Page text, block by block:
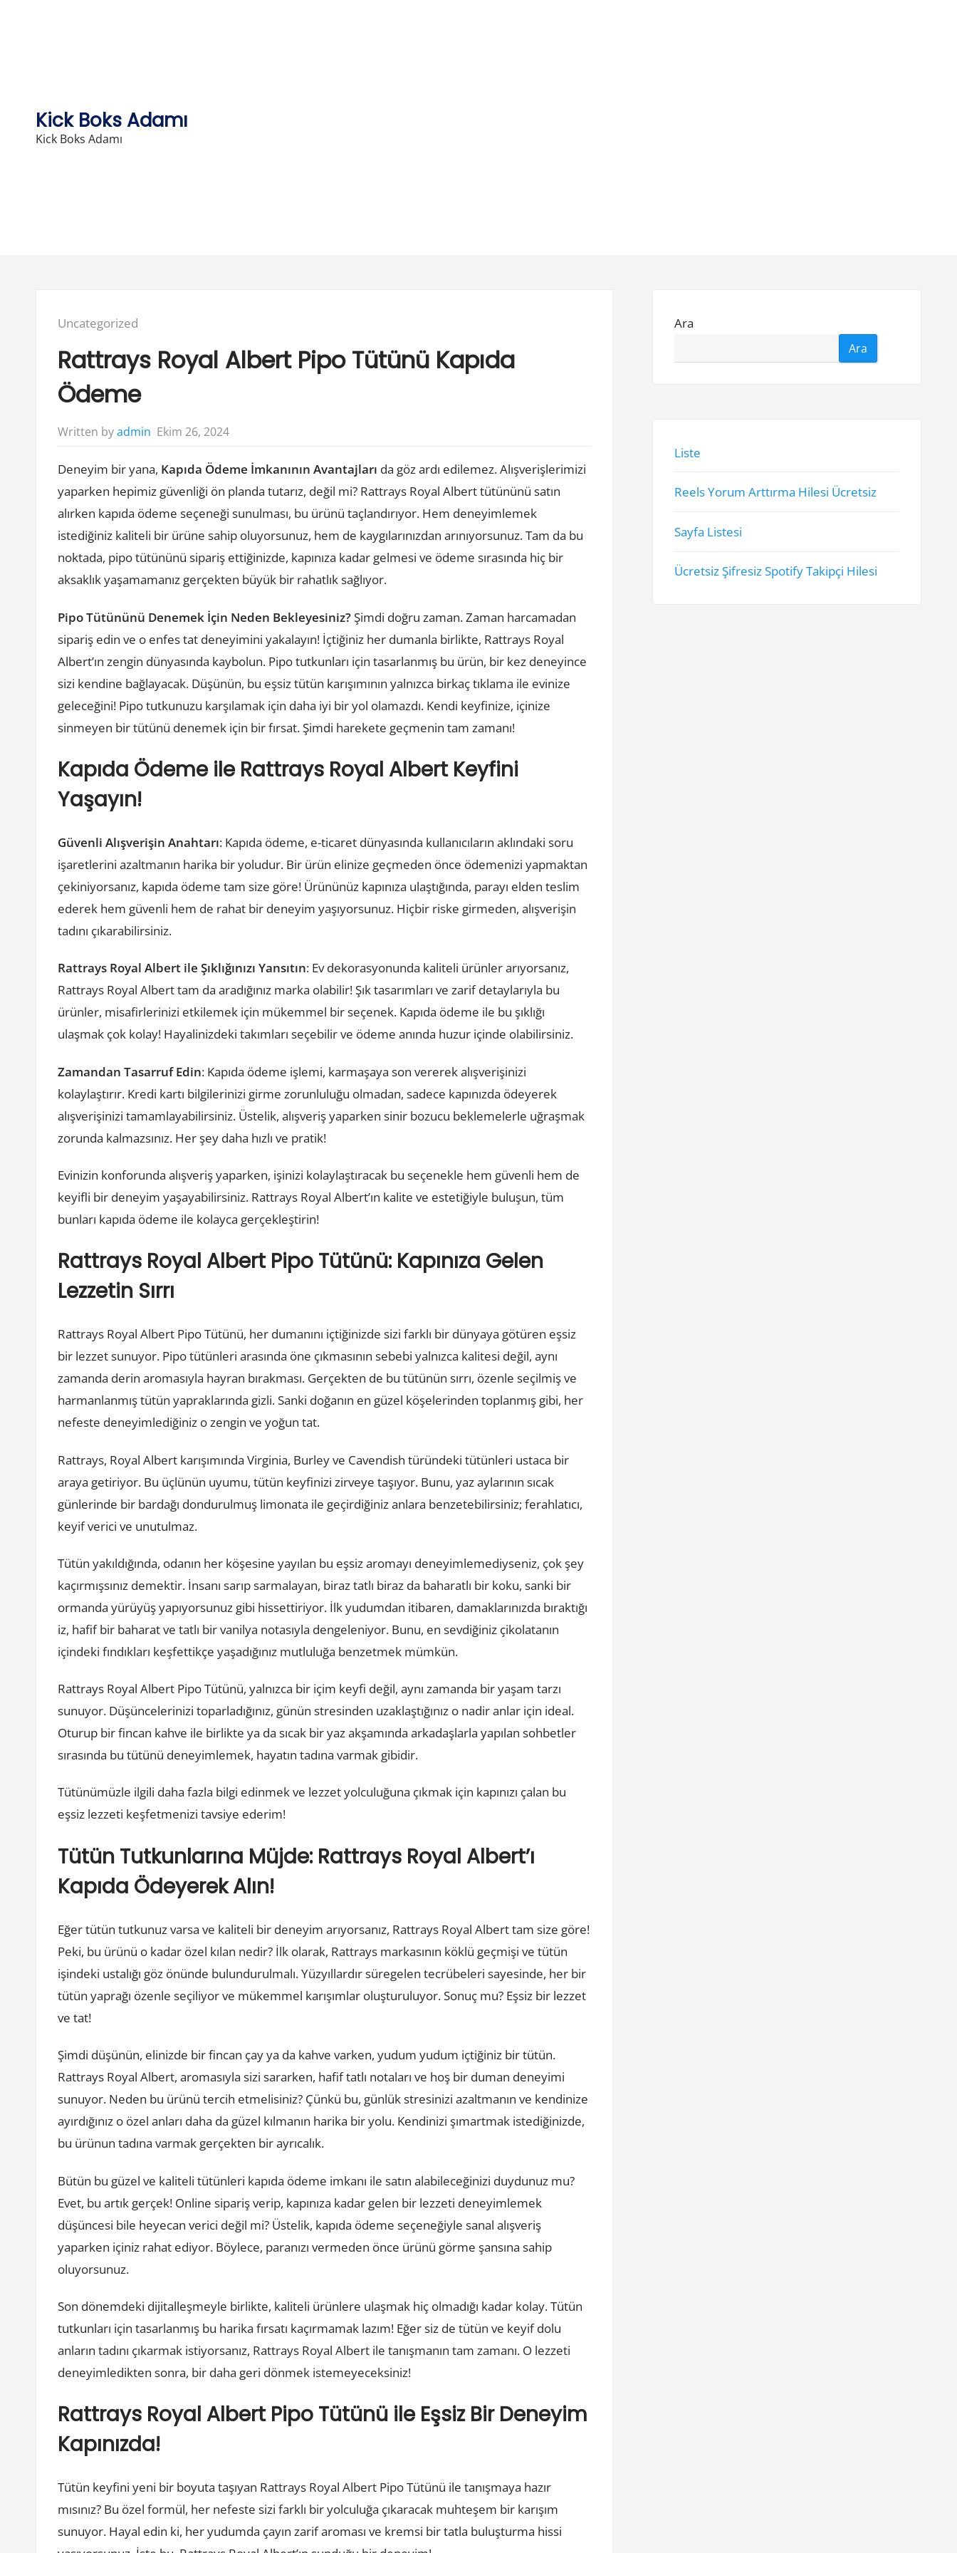
Kick Boks Adamı
Kick Boks Adamı
Posted
Uncategorized
Rattrays Royal Albert Pipo Tütünü Kapıda
Ödeme
Written byadmin Ekim 26, 2024
Deneyim bir yana, Kapıda Ödeme İmkanının Avantajları da göz ardı edilemez. Alışverişlerimizi
yaparken hepimiz güvenliği ön planda tutarız, değil mi? Rattrays Royal Albert tütününü satın
alırken kapıda ödeme seçeneği sunulması, bu ürünü taçlandırıyor. Hem deneyimlemek
istediğiniz kaliteli bir ürüne sahip oluyorsunuz, hem de kaygılarınızdan arınıyorsunuz. Tam da bu
noktada, pipo tütününü sipariş ettiğinizde, kapınıza kadar gelmesi ve ödeme sırasında hiç bir
aksaklık yaşamamanız gerçekten büyük bir rahatlık sağlıyor.
Pipo Tütününü Denemek İçin Neden Bekleyesiniz?Şimdi doğru zaman. Zaman harcamadan
sipariş edin ve o enfes tat deneyimini yakalayın! İçtiğiniz her dumanla birlikte, Rattrays Royal
Albert’ın zengin dünyasında kaybolun. Pipo tutkunları için tasarlanmış bu ürün, bir kez deneyince
sizi kendine bağlayacak. Düşünün, bu eşsiz tütün karışımının yalnızca birkaç tıklama ile evinize
geleceğini! Pipo tutkunuzu karşılamak için daha iyi bir yol olamazdı. Kendi keyfinize, içinize
sinmeyen bir tütünü denemek için bir fırsat. Şimdi harekete geçmenin tam zamanı!
Kapıda Ödeme ile Rattrays Royal Albert Keyfini
Yaşayın!
Güvenli Alışverişin Anahtarı: Kapıda ödeme, e-ticaret dünyasında kullanıcıların aklındaki soru
işaretlerini azaltmanın harika bir yoludur. Bir ürün elinize geçmeden önce ödemenizi yapmaktan
çekiniyorsanız, kapıda ödeme tam size göre! Ürününüz kapınıza ulaştığında, parayı elden teslim
ederek hem güvenli hem de rahat bir deneyim yaşıyorsunuz. Hiçbir riske girmeden, alışverişin
tadını çıkarabilirsiniz.
Rattrays Royal Albert ile Şıklığınızı Yansıtın: Ev dekorasyonunda kaliteli ürünler arıyorsanız,
Rattrays Royal Albert tam da aradığınız marka olabilir! Şık tasarımları ve zarif detaylarıyla bu
ürünler, misafirlerinizi etkilemek için mükemmel bir seçenek. Kapıda ödeme ile bu şıklığı
ulaşmak çok kolay! Hayalinizdeki takımları seçebilir ve ödeme anında huzur içinde olabilirsiniz.
Zamandan Tasarruf Edin: Kapıda ödeme işlemi, karmaşaya son vererek alışverişinizi
kolaylaştırır. Kredi kartı bilgilerinizi girme zorunluluğu olmadan, sadece kapınızda ödeyerek
alışverişinizi tamamlayabilirsiniz. Üstelik, alışveriş yaparken sinir bozucu beklemelerle uğraşmak
zorunda kalmazsınız. Her şey daha hızlı ve pratik!
Evinizin konforunda alışveriş yaparken, işinizi kolaylaştıracak bu seçenekle hem güvenli hem de
keyifli bir deneyim yaşayabilirsiniz. Rattrays Royal Albert’ın kalite ve estetiğiyle buluşun, tüm
bunları kapıda ödeme ile kolayca gerçekleştirin!
Rattrays Royal Albert Pipo Tütünü: Kapınıza Gelen
Lezzetin Sırrı
Rattrays Royal Albert Pipo Tütünü, her dumanını içtiğinizde sizi farklı bir dünyaya götüren eşsiz
bir lezzet sunuyor. Pipo tütünleri arasında öne çıkmasının sebebi yalnızca kalitesi değil, aynı
zamanda derin aromasıyla hayran bırakması. Gerçekten de bu tütünün sırrı, özenle seçilmiş ve
harmanlanmış tütün yapraklarında gizli. Sanki doğanın en güzel köşelerinden toplanmış gibi, her
nefeste deneyimlediğiniz o zengin ve yoğun tat.
Rattrays, Royal Albert karışımında Virginia, Burley ve Cavendish türündeki tütünleri ustaca bir
araya getiriyor. Bu üçlünün uyumu, tütün keyfinizi zirveye taşıyor. Bunu, yaz aylarının sıcak
günlerinde bir bardağı dondurulmuş limonata ile geçirdiğiniz anlara benzetebilirsiniz; ferahlatıcı,
keyif verici ve unutulmaz.
Tütün yakıldığında, odanın her köşesine yayılan bu eşsiz aromayı deneyimlemediyseniz, çok şey
kaçırmışsınız demektir. İnsanı sarıp sarmalayan, biraz tatlı biraz da baharatlı bir koku, sanki bir
ormanda yürüyüş yapıyorsunuz gibi hissettiriyor. İlk yudumdan itibaren, damaklarınızda bıraktığı
iz, hafif bir baharat ve tatlı bir vanilya notasıyla dengeleniyor. Bunu, en sevdiğiniz çikolatanın
içindeki fındıkları keşfettikçe yaşadığınız mutluluğa benzetmek mümkün.
Rattrays Royal Albert Pipo Tütünü, yalnızca bir içim keyfi değil, aynı zamanda bir yaşam tarzı
sunuyor. Düşüncelerinizi toparladığınız, günün stresinden uzaklaştığınız o nadir anlar için ideal.
Oturup bir fincan kahve ile birlikte ya da sıcak bir yaz akşamında arkadaşlarla yapılan sohbetler
sırasında bu tütünü deneyimlemek, hayatın tadına varmak gibidir.
Tütünümüzle ilgili daha fazla bilgi edinmek ve lezzet yolculuğuna çıkmak için kapınızı çalan bu
eşsiz lezzeti keşfetmenizi tavsiye ederim!
Tütün Tutkunlarına Müjde: Rattrays Royal Albert’ı
Kapıda Ödeyerek Alın!
Eğer tütün tutkunuz varsa ve kaliteli bir deneyim arıyorsanız, Rattrays Royal Albert tam size göre!
Peki, bu ürünü o kadar özel kılan nedir? İlk olarak, Rattrays markasının köklü geçmişi ve tütün
işindeki ustalığı göz önünde bulundurulmalı. Yüzyıllardır süregelen tecrübeleri sayesinde, her bir
tütün yaprağı özenle seçiliyor ve mükemmel karışımlar oluşturuluyor. Sonuç mu? Eşsiz bir lezzet
ve tat!
Şimdi düşünün, elinizde bir fincan çay ya da kahve varken, yudum yudum içtiğiniz bir tütün.
Rattrays Royal Albert, aromasıyla sizi sararken, hafif tatlı notaları ve hoş bir duman deneyimi
sunuyor. Neden bu ürünü tercih etmelisiniz? Çünkü bu, günlük stresinizi azaltmanın ve kendinize
ayırdığınız o özel anları daha da güzel kılmanın harika bir yolu. Kendinizi şımartmak istediğinizde,
bu ürünun tadına varmak gerçekten bir ayrıcalık.
Bütün bu güzel ve kaliteli tütünleri kapıda ödeme imkanı ile satın alabileceğinizi duydunuz mu?
Evet, bu artık gerçek! Online sipariş verip, kapınıza kadar gelen bir lezzeti deneyimlemek
düşüncesi bile heyecan verici değil mi? Üstelik, kapıda ödeme seçeneğiyle sanal alışveriş
yaparken içiniz rahat ediyor. Böylece, paranızı vermeden önce ürünü görme şansına sahip
oluyorsunuz.
Son dönemdeki dijitalleşmeyle birlikte, kaliteli ürünlere ulaşmak hiç olmadığı kadar kolay. Tütün
tutkunları için tasarlanmış bu harika fırsatı kaçırmamak lazım! Eğer siz de tütün ve keyif dolu
anların tadını çıkarmak istiyorsanız, Rattrays Royal Albert ile tanışmanın tam zamanı. O lezzeti
deneyimledikten sonra, bir daha geri dönmek istemeyeceksiniz!
Rattrays Royal Albert Pipo Tütünü ile Eşsiz Bir Deneyim
Kapınızda!
Tütün keyfini yeni bir boyuta taşıyan Rattrays Royal Albert Pipo Tütünü ile tanışmaya hazır
mısınız? Bu özel formül, her nefeste sizi farklı bir yolculuğa çıkaracak muhteşem bir karışım
sunuyor. Hayal edin ki, her yudumda çayın zarif aroması ve kremsi bir tatla buluşturma hissi
Ara
Ara
Liste
Reels Yorum Arttırma Hilesi Ücretsiz
Sayfa Listesi
Ücretsiz Şifresiz Spotify Takipçi Hilesi